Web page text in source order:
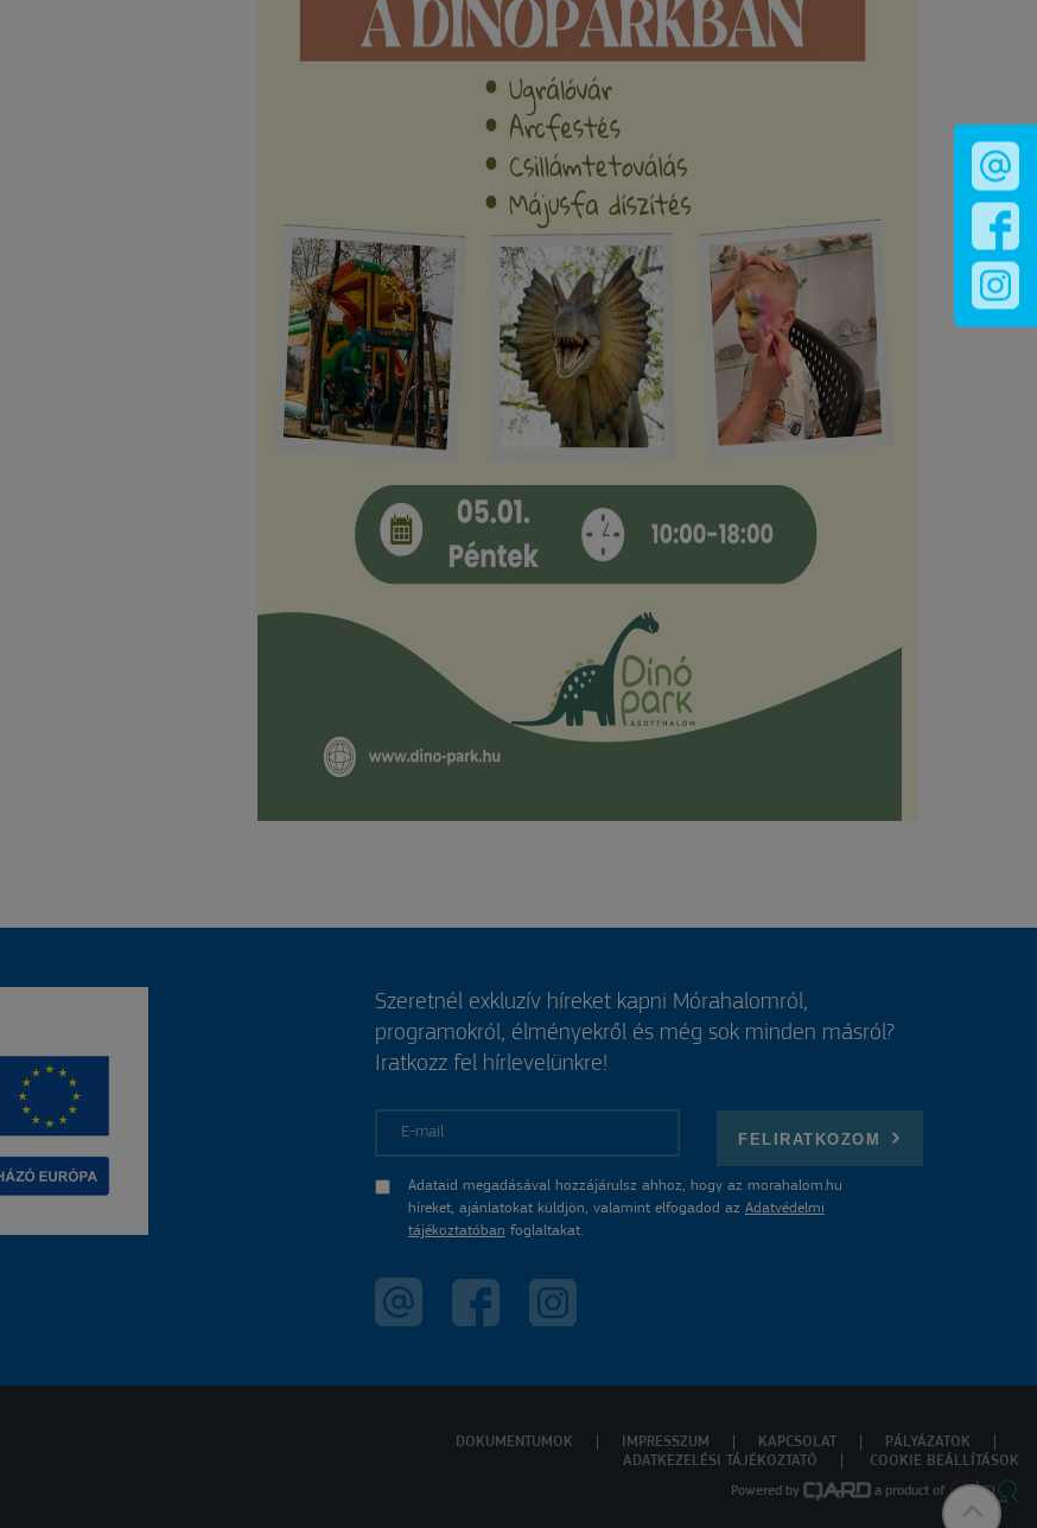
Szeretnél exkluzív híreket kapni Mórahalomról,
programokról, élményekről és még sok minden másról?
Iratkozz fel hírlevelünkre!
FELIRATKOZOM
Adataid megadásával hozzájárulsz ahhoz, hogy az morahalom.hu
híreket, ajánlatokat küldjön, valamint elfogadod az Adatvédelmi
tájékoztatóban foglaltakat.
DOKUMENTUMOK IMPRESSZUM KAPCSOLAT
PÁLYÁZATOK
ADATKEZELÉSI TÁJÉKOZTATÓ
COOKIE BEÁLLÍTÁSOK
Powered by a product of